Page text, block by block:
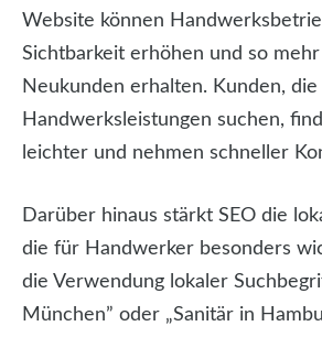
Website können
Sichtbarkeit erhöhen und so
Neukunden erhalten. Kunden, die
Handwerksleistungen suchen,
leichter und nehmen schneller
Darüber hinaus stärkt SEO die
die für Handwerker besonders
die Verwendung lokaler
München” oder „Sanitär in